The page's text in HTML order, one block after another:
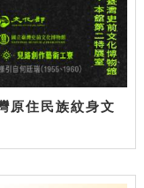
原住民族紋身文